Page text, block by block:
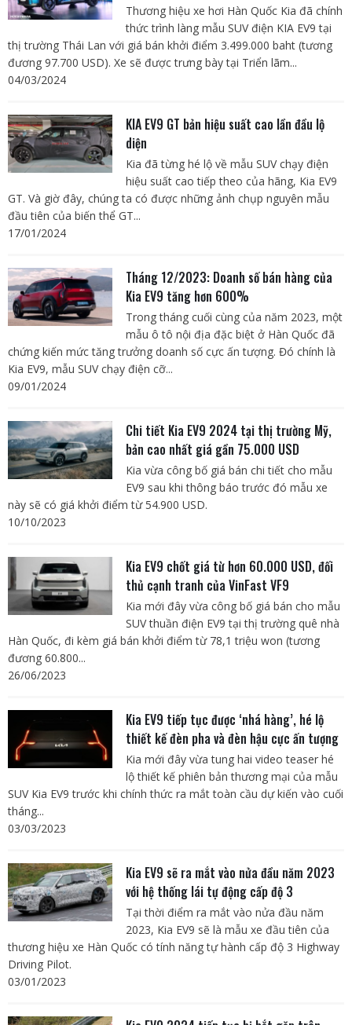
Thương hiệu xe hơi Hàn Quốc Kia đã chính
thức trình làng mẫu SUV điện KIA EV9 tại
thị trường Thái Lan với giá bán khởi điểm 3.499.000 baht (tương
đương 97.700 USD). Xe sẽ được trưng bày tại Triển lãm...
04/03/2024
KIA EV9 GT bản hiệu suất cao lần đầu lộ
diện
Kia đã từng hé lộ về mẫu SUV chạy điện
hiệu suất cao tiếp theo của hãng, Kia EV9
GT. Và giờ đây, chúng ta có được những ảnh chụp nguyên mẫu
đầu tiên của biến thể GT...
17/01/2024
Tháng 12/2023: Doanh số bán hàng của
Kia EV9 tăng hơn 600%
Trong tháng cuối cùng của năm 2023, một
mẫu ô tô nội địa đặc biệt ở Hàn Quốc đã
chứng kiến mức tăng trưởng doanh số cực ấn tượng. Đó chính là
Kia EV9, mẫu SUV chạy điện cỡ...
09/01/2024
Chi tiết Kia EV9 2024 tại thị trường Mỹ,
bản cao nhất giá gần 75.000 USD
Kia vừa công bố giá bán chi tiết cho mẫu
EV9 sau khi thông báo trước đó mẫu xe
này sẽ có giá khởi điểm từ 54.900 USD.
10/10/2023
Kia EV9 chốt giá từ hơn 60.000 USD, đối
thủ cạnh tranh của VinFast VF9
Kia mới đây vừa công bố giá bán cho mẫu
SUV thuần điện EV9 tại thị trường quê nhà
Hàn Quốc, đi kèm giá bán khởi điểm từ 78,1 triệu won (tương
đương 60.800...
26/06/2023
Kia EV9 tiếp tục được ‘nhá hàng’, hé lộ
thiết kế đèn pha và đèn hậu cực ấn tượng
Kia mới đây vừa tung hai video teaser hé
lộ thiết kế phiên bản thương mại của mẫu
SUV Kia EV9 trước khi chính thức ra mắt toàn cầu dự kiến vào cuối
tháng...
03/03/2023
Kia EV9 sẽ ra mắt vào nửa đầu năm 2023
với hệ thống lái tự động cấp độ 3
Tại thời điểm ra mắt vào nửa đầu năm
2023, Kia EV9 sẽ là mẫu xe đầu tiên của
thương hiệu xe Hàn Quốc có tính năng tự hành cấp độ 3 Highway
Driving Pilot.
03/01/2023